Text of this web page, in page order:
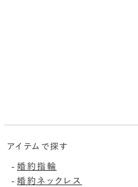
アイテムで探す
-婚約指輪
-婚約ネックレス